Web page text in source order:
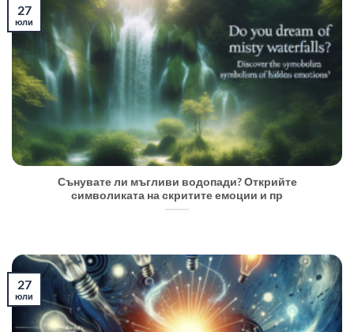
Сънувате ли мъгливи водопади? Открийте
символиката на скритите емоции и пр
27
юли
27
юли